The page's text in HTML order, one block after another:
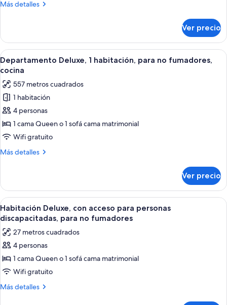
Más detalles
Más
doble
Ver precio
Abrir
todas
las
fotos
de
Departamento
Deluxe,
1
habitación,
fumadores,
cocina
Departamento Deluxe, 1 habitación,
8
Departamento Deluxe, 1 habitación, para no fumadores,
cocina
557 metros cuadrados
1 habitación
4 personas
1 cama Queen o 1 sofá cama matrimonial
Wifi gratuito
Más detalles
Más
Deluxe,
habitación,
para
fumadores,
cocina
Ver precio
Abrir
todas
las
fotos
de
Habitación
Deluxe,
con
Habitación Deluxe, con acceso para
5
Habitación Deluxe, con acceso para personas
discapacitadas, para no fumadores
27 metros cuadrados
4 personas
1 cama Queen o 1 sofá cama matrimonial
Wifi gratuito
Más detalles
Más